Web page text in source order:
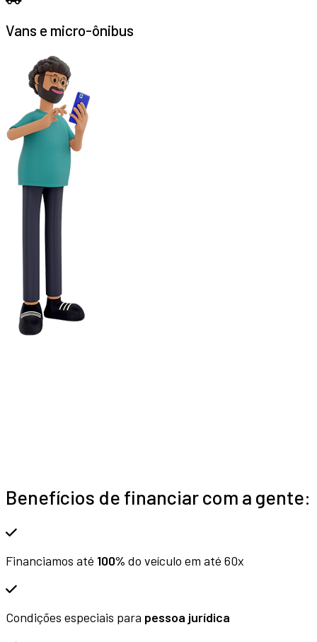
Vans e micro-ônibus
Benefícios de financiar com a gente:
Financiamos até 100% do veículo em até 60x
Condições especiais para pessoa jurídica